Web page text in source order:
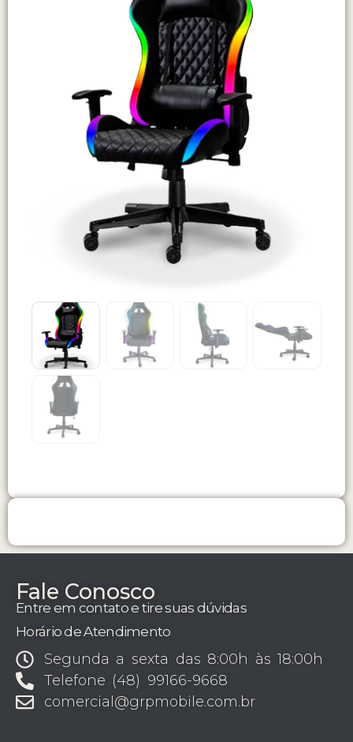
Fale Conosco
Entre em contato e tire suas dúvidas
Horário de Atendimento
Segunda a sexta das 8:00h às 18:00h
Telefone (48) 99166-9668
comercial@grpmobile.com.br